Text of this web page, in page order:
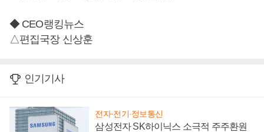
◆ CEO랭킹뉴스
△편집국장 신상훈
인기기사
전자·전기·정보통신
삼성전자 SK하이닉스 소극적 주주환원